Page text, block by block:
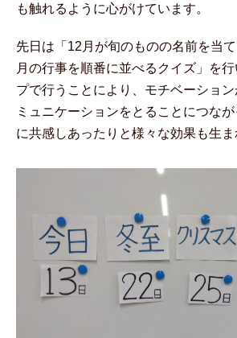
も触れるように心がけています。
先日は「12月が旬のものの名前を当
月の行事を順番に並べるクイズ」を
プで行うことにより、モチベーショ
ミュニケーションをとることにつな
に共感しあったりと様々な効果も生ま